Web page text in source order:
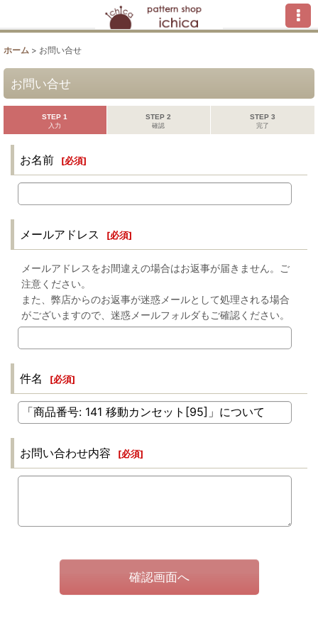
ホーム > お問い合せ
お問い合せ
STEP 1
入力
STEP 2
確認
STEP 3
完了
お名前 [必須]
メールアドレス [必須]
メールアドレスをお間違えの場合はお返事が届きません。ご
注意ください。
また、弊店からのお返事が迷惑メールとして処理される場合
がございますので、迷惑メールフォルダもご確認ください。
件名 [必須]
お問い合わせ内容 [必須]
確認画面へ